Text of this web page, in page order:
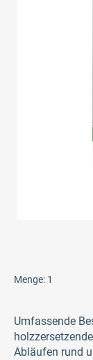
Menge: 1
Umfassende
Abläufen rund